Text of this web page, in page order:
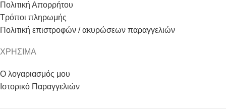
Πολιτική Απορρήτου
Τρόποι πληρωμής
Πολιτική επιστροφών / ακυρώσεων παραγγελιών
ΧΡΗΣΙΜΑ
Ο λογαριασμός μου
Ιστορικό Παραγγελιών